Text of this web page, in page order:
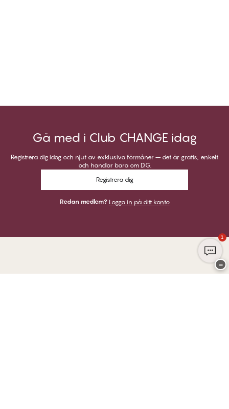
Gå med i Club CHANGE idag
Registrera dig idag och njut av exklusiva förmåner – det är gratis, enkelt
och handlar bara om DIG.
Registrera dig
Redan medlem? Logga in på ditt konto
1
−